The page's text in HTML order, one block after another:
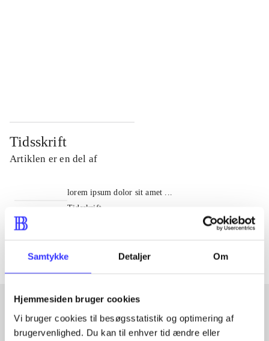
Samtykke Detaljer Om
Hjemmesiden bruger cookies
Vi bruger cookies til besøgsstatistik og optimering af
brugervenlighed. Du kan til enhver tid ændre eller
Tidsskrift
Artiklen er en del af
lorem ipsum dolor sit amet ...
Tidsskrift
Artiklerne i
Artikler med samme emner